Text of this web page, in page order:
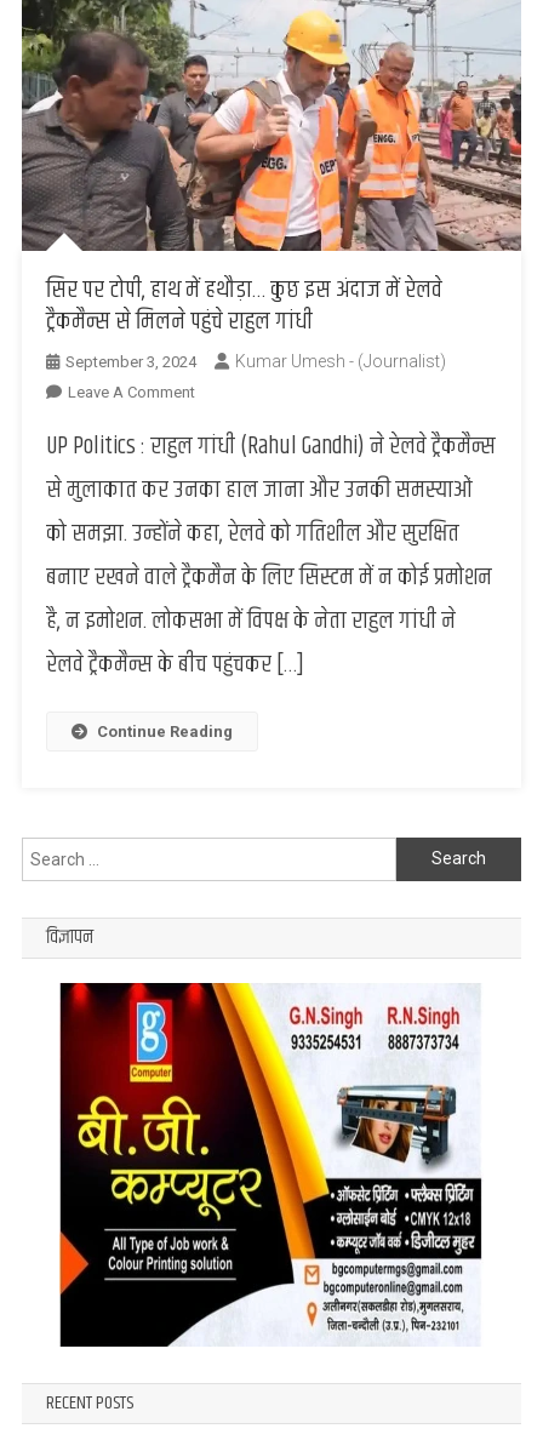
सिर पर टोपी, हाथ में हथौड़ा… कुछ इस अंदाज में रेलवे
ट्रैकमैन्स से मिलने पहुंचे राहुल गांधी
September 3, 2024 Kumar Umesh - (Journalist)
Leave A CommentOn
पर
हाथ
में
कुछ
इस
में
ट्रैकमैन्स
राहुल
UP Politics : राहुल गांधी (Rahul Gandhi) ने रेलवे ट्रैकमैन्स
से मुलाकात कर उनका हाल जाना और उनकी समस्याओं
को समझा. उन्होंने कहा, रेलवे को गतिशील और सुरक्षित
बनाए रखने वाले ट्रैकमैन के लिए सिस्टम में न कोई प्रमोशन
है, न इमोशन. लोकसभा में विपक्ष के नेता राहुल गांधी ने
रेलवे ट्रैकमैन्स के बीच पहुंचकर […]
Continue Reading
Search
for:
विज्ञापन
RECENT POSTS